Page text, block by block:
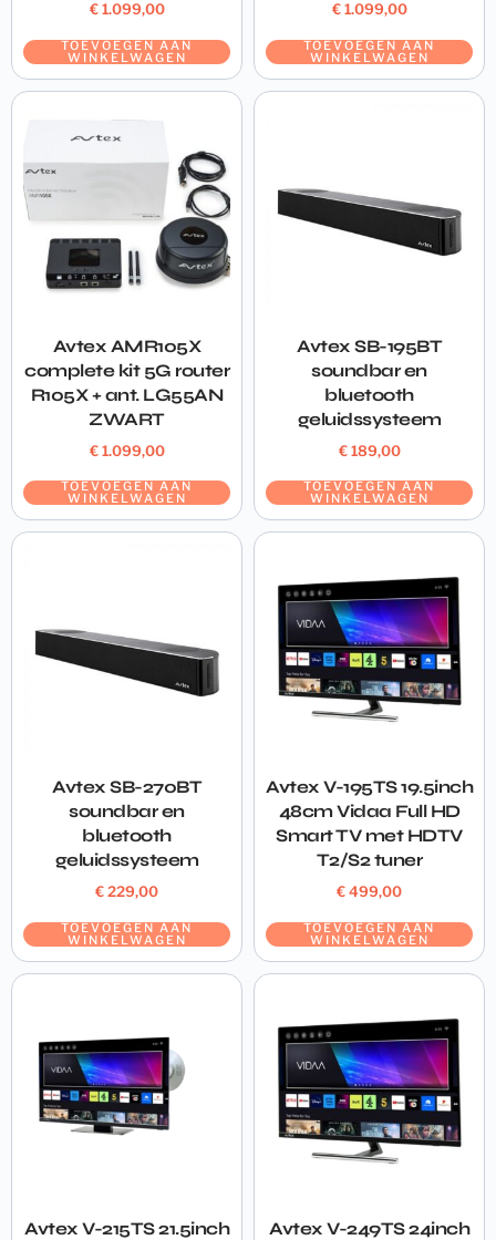
€1.099,00
TOEVOEGEN AAN
WINKELWAGEN
€1.099,00
TOEVOEGEN AAN
WINKELWAGEN
Avtex AMR105X
complete kit 5G router
R105X + ant. LG55AN
ZWART
€1.099,00
TOEVOEGEN AAN
WINKELWAGEN
Avtex SB-195BT
soundbar en
bluetooth
geluidssysteem
€189,00
TOEVOEGEN AAN
WINKELWAGEN
Avtex SB-270BT
soundbar en
bluetooth
geluidssysteem
€229,00
TOEVOEGEN AAN
WINKELWAGEN
Avtex V-195TS 19.5inch
48cm Vidaa Full HD
Smart TV met HDTV
T2/S2 tuner
€499,00
TOEVOEGEN AAN
WINKELWAGEN
Avtex V-215TS 21.5inch
Avtex V-249TS 24inch